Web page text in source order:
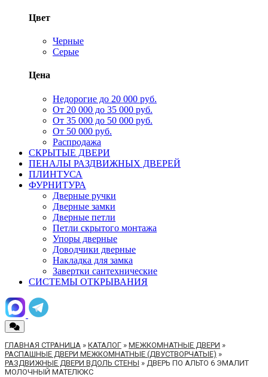
Цвет
Черные
Серые
Цена
Недорогие до 20 000 руб.
От 20 000 до 35 000 руб.
От 35 000 до 50 000 руб.
От 50 000 руб.
Распродажа
СКРЫТЫЕ ДВЕРИ
ПЕНАЛЫ РАЗДВИЖНЫХ ДВЕРЕЙ
ПЛИНТУСА
ФУРНИТУРА
Дверные ручки
Дверные замки
Дверные петли
Петли скрытого монтажа
Упоры дверные
Доводчики дверные
Накладка для замка
Завертки сантехнические
СИСТЕМЫ ОТКРЫВАНИЯ
ГЛАВНАЯ СТРАНИЦА » КАТАЛОГ » МЕЖКОМНАТНЫЕ ДВЕРИ »
РАСПАШНЫЕ ДВЕРИ МЕЖКОМНАТНЫЕ (ДВУСТВОРЧАТЫЕ) »
РАЗДВИЖНЫЕ ДВЕРИ ВДОЛЬ СТЕНЫ » ДВЕРЬ ПО АЛЬТО 6 ЭМАЛИТ
МОЛОЧНЫЙ МАТЕЛЮКС